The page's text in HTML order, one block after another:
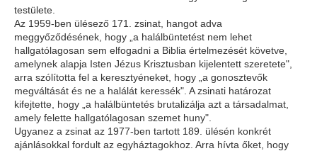
testülete.
Az 1959-ben ülésező 171. zsinat, hangot adva
meggyőződésének, hogy „a halálbüntetést nem lehet
hallgatólagosan sem elfogadni a Biblia értelmezését követve,
amelynek alapja Isten Jézus Krisztusban kijelentett szeretete",
arra szólította fel a keresztyéneket, hogy „a gonosztevők
megváltását és ne a halálát keressék". A zsinati határozat
kifejtette, hogy „a halálbüntetés brutalizálja azt a társadalmat,
amely felette hallgatólagosan szemet huny".
Ugyanez a zsinat az 1977-ben tartott 189. ülésén konkrét
ajánlásokkal fordult az egyháztagokhoz. Arra hívta őket, hogy